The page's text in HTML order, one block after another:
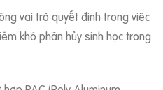
vai trò quyết định trong việc
khó phân hủy sinh học trong